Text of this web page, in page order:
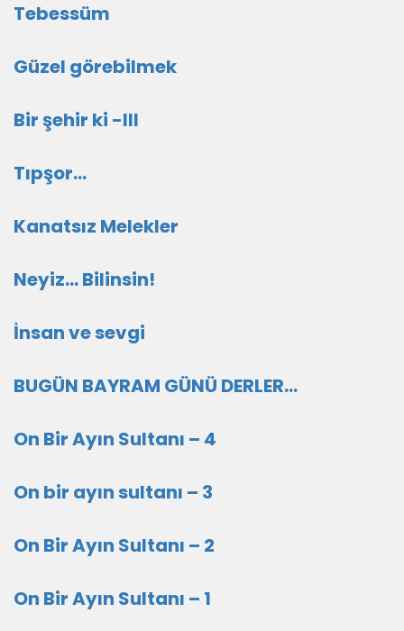
Tebessüm
Güzel görebilmek
Bir şehir ki -III
Tıpşor...
Kanatsız Melekler
Neyiz… Bilinsin!
İnsan ve sevgi
BUGÜN BAYRAM GÜNÜ DERLER...
On Bir Ayın Sultanı – 4
On bir ayın sultanı – 3
On Bir Ayın Sultanı – 2
On Bir Ayın Sultanı – 1